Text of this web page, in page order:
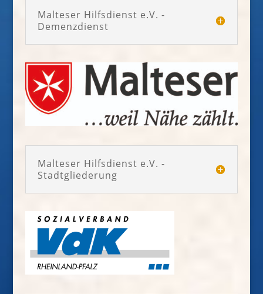
Malteser Hilfsdienst e.V. -
Demenzdienst
Malteser Hilfsdienst e.V. -
Stadtgliederung